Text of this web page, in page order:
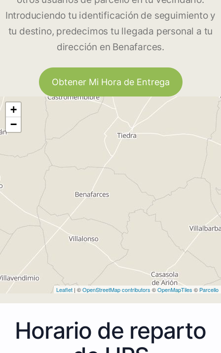
Introduciendo tu identificación de seguimiento y
tu destino, predecimos tu llegada personal a tu
dirección en Benafarces.
Obtener Mi Hora de Entrega
+
−
Leaflet | ©OpenStreetMap contributors ©OpenMapTiles © Parcello
Horario de reparto